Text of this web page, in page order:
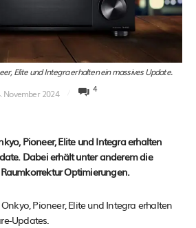
Elite und Integra erhalten ein massives Update.
November 2024 4
Pioneer, Elite und Integra erhalten
Dabei erhält unter anderem die
Optimierungen.
Pioneer, Elite und Integra erhalten
Updates.